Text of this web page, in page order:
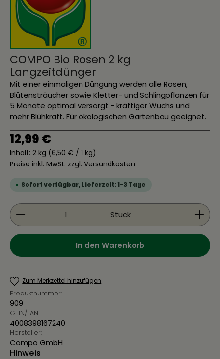
COMPO Bio Rosen 2 kg
Langzeitdünger
Mit einer einmaligen Düngung werden alle Rosen,
Blütensträucher sowie Kletter- und Schlingpflanzen für
5 Monate optimal versorgt - kräftiger Wuchs und
mehr Blühkraft. Für ökologischen Gartenbau geeignet.
Regulärer Preis:
12,99 €
Inhalt: 2 kg (6,50 € / 1 kg)
Preise inkl. MwSt. zzgl. Versandkosten
Sofort verfügbar, Lieferzeit: 1-3 Tage
Produkt Anzahl: Gib den gewünschten Wert
Stück
In den Warenkorb
Zum Merkzettel hinzufügen
Produktnummer:
909
GTIN/EAN:
4008398167240
Hersteller:
Compo GmbH
Hinweis